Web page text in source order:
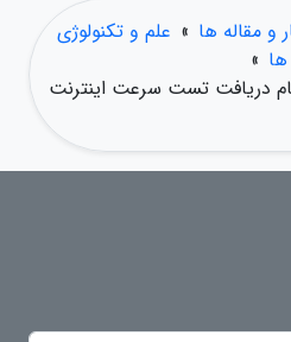
و مقاله ها » علم و تکنولوژی
»
دریافت تست سرعت اینترنت